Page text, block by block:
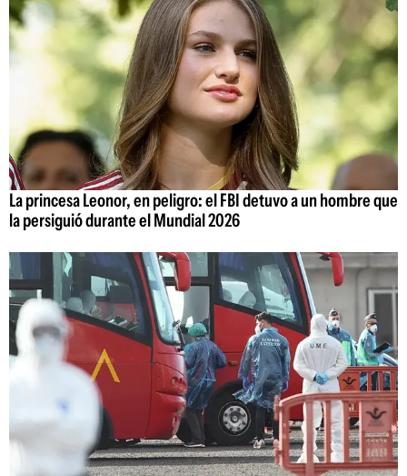
La princesa Leonor, en peligro: el FBI detuvo a un hombre que
la persiguió durante el Mundial 2026